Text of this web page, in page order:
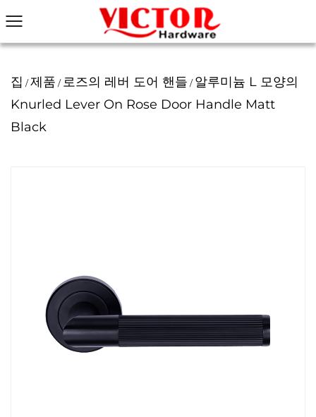
집 /제품 / 로즈의 레버 도어 핸들 / 알루미늄 L 모양의
Knurled Lever On Rose Door Handle Matt
Black